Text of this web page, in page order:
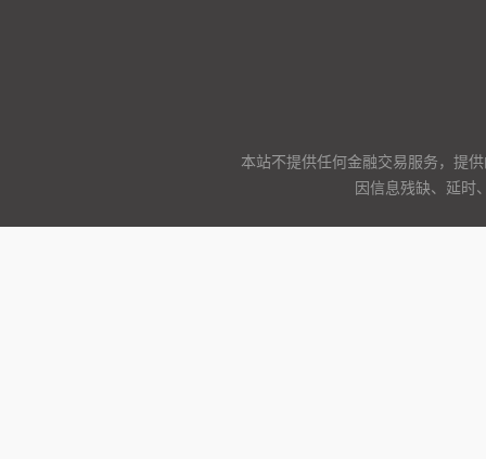
本站不提供任何金融交易服务，提
因信息残缺、延时